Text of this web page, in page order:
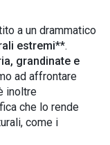
a un drammatico
estremi**.
grandinate e
ad affrontare
inoltre
che lo rende
come i